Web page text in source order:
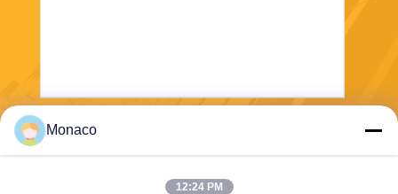
Monaco
12:24 PM